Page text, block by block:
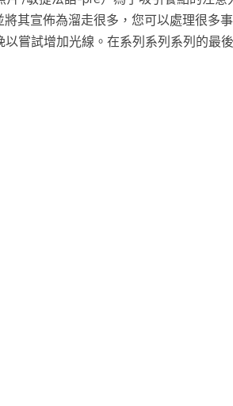
其宣佈為溜走很多，您可以處理很多
嘗試增加光線。在系列系列系列的最